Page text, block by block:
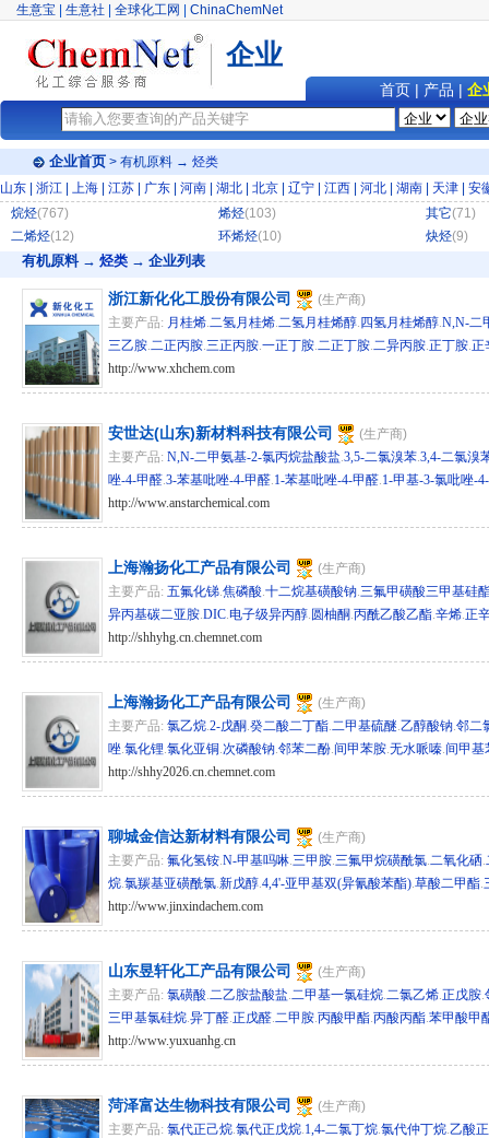
生意宝 生意社 全球化工网 ChinaChemNet
企业
首页| 产品 | 企
企业首页 > 有机原料 → 烃类
山东
浙江 上海 江苏 广东 河南 湖北 北京 辽宁 江西 河北 湖南 天津
安
烷烃(767) 烯烃(103) 其它(71)
二烯烃(12) 环烯烃(10) 炔烃(9)
有机原料→ 烃类 → 企业列表
浙江新化化工股份有限公司
(生产商)
主要产品: 月桂烯.二氢月桂烯.二氢月桂烯醇. 四氢月桂烯醇.N,N-二
三乙胺.二正丙胺.三正丙胺.一正丁胺.二正丁胺.二异丙胺.正丁胺.正
http://www.xhchem.com
安世达(山东)新材料科技有限公司
(生产商)
主要产品: N,N-二甲氨基-2-氯丙烷盐酸盐.3,5-二氯溴苯.3,4-二氯溴
唑-4-甲醛.3-苯基吡唑-4-甲醛.1-苯基吡唑-4-甲醛.1-甲基-3-氯吡唑-
http://www.anstarchemical.com
上海瀚扬化工产品有限公司
(生产商)
主要产品: 五氟化锑.焦磷酸.十二烷基磺酸钠.三氟甲磺酸三甲基硅
异丙基碳二亚胺.DIC.电子级异丙醇. 圆柚酮.丙酰乙酸乙酯.辛烯.正
http://shhyhg.cn.chemnet.com
上海瀚扬化工产品有限公司
(生产商)
主要产品: 氯乙烷.2-戊酮.癸二酸二丁酯.二甲基硫醚.乙醇酸钠.邻二
唑.氯化锂.氯化亚铜.次磷酸钠.邻苯二酚.间甲苯胺.无水哌嗪.间甲基
http://shhy2026.cn.chemnet.com
聊城金信达新材料有限公司
(生产商)
主要产品: 氟化氢铵.N-甲基吗啉.三甲胺.三氟甲烷磺酰氯.二氧化硒.
烷.氯羰基亚磺酰氯.新戊醇.4,4'-亚甲基双(异氰酸苯酯).草酸二甲酯.
http://www.jinxindachem.com
山东昱轩化工产品有限公司
(生产商)
主要产品: 氯磺酸.二乙胺盐酸盐.二甲基一氯硅烷.二氯乙烯.正戊胺.
三甲基氯硅烷.异丁醛.正戊醛.二甲胺.丙酸甲酯.丙酸丙酯.苯甲酸甲
http://www.yuxuanhg.cn
菏泽富达生物科技有限公司
(生产商)
主要产品: 氯代正己烷.氯代正戊烷.1,4-二氯丁烷.氯代仲丁烷.乙酸